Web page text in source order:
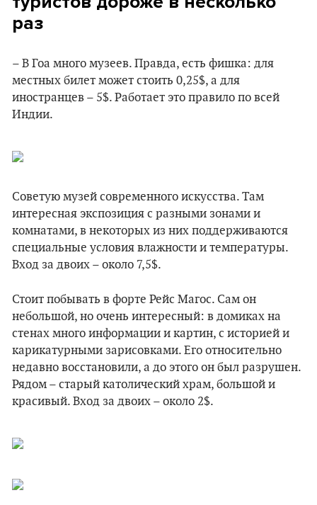
раз
– В Гоа много музеев. Правда, есть фишка: для
местных билет может стоить 0,25$, а для
иностранцев – 5$. Работает это правило по всей
Индии.
Советую музей современного искусства. Там
интересная экспозиция с разными зонами и
комнатами, в некоторых из них поддерживаются
специальные условия влажности и температуры.
Вход за двоих – около 7,5$.
Стоит побывать в форте Рейс Магос. Сам он
небольшой, но очень интересный: в домиках на
стенах много информации и картин, с историей и
карикатурными зарисовками. Его относительно
недавно восстановили, а до этого он был разрушен.
Рядом – старый католический храм, большой и
красивый. Вход за двоих – около 2$.